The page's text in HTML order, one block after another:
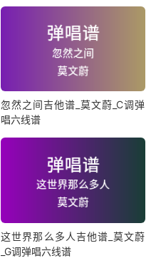
忽然之间吉他谱_莫文蔚_C调弹
唱六线谱
这世界那么多人吉他谱_莫文蔚
_G调弹唱六线谱